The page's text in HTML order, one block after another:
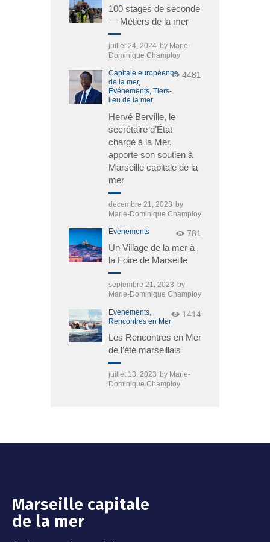
100 stages de seconde
— Métiers de la mer
juillet 24, 2024 by Marie-
Dominique Champloy
Capitale européenne
de la mer,
Événements, Tiers-
lieu de la mer
4481
Hervé Berville, le
secrétaire d’État
chargé à la Mer,
apporte son soutien à
Marseille capitale de la
mer
décembre 21, 2023 by
Marie-Dominique Champloy
Événements 781
Un Village de la mer à
la Foire de Marseille
septembre 21, 2023 by
Marie-Dominique Champloy
Événements,
Rencontres en Mer
1414
Les Rencontres en Mer
de l’été marseillais
juillet 13, 2023 by Marie-
Dominique Champloy
Marseille capitale
de la mer